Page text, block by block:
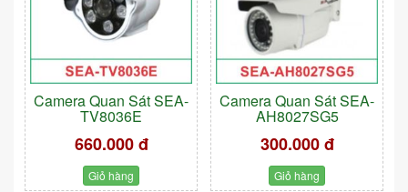
Camera Quan Sát SEA-
TV8036E
660.000 đ
Giỏ hàng
Camera Quan Sát SEA-
AH8027SG5
300.000 đ
Giỏ hàng